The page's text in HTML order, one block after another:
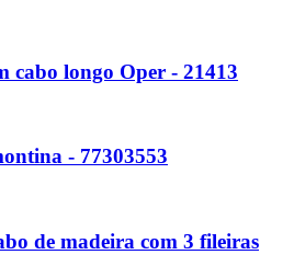
cabo longo Oper - 21413
- 77303553
de madeira com 3 fileiras